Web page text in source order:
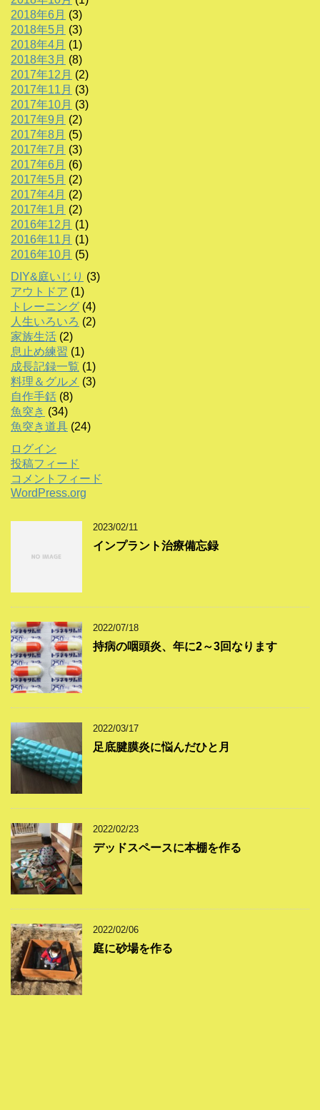
2018年6月 (3)
2018年5月 (3)
2018年4月 (1)
2018年3月 (8)
2017年12月 (2)
2017年11月 (3)
2017年10月 (3)
2017年9月 (2)
2017年8月 (5)
2017年7月 (3)
2017年6月 (6)
2017年5月 (2)
2017年4月 (2)
2017年1月 (2)
2016年12月 (1)
2016年11月 (1)
2016年10月 (5)
DIY&庭いじり (3)
アウトドア (1)
トレーニング (4)
人生いろいろ (2)
家族生活 (2)
息止め練習 (1)
成長記録一覧 (1)
料理＆グルメ (3)
自作手銛 (8)
魚突き (34)
魚突き道具 (24)
ログイン
投稿フィード
コメントフィード
WordPress.org
2023/02/11
インプラント治療備忘録
2022/07/18
持病の咽頭炎、年に2～3回なります
2022/03/17
足底腱膜炎に悩んだひと月
2022/02/23
デッドスペースに本棚を作る
2022/02/06
庭に砂場を作る